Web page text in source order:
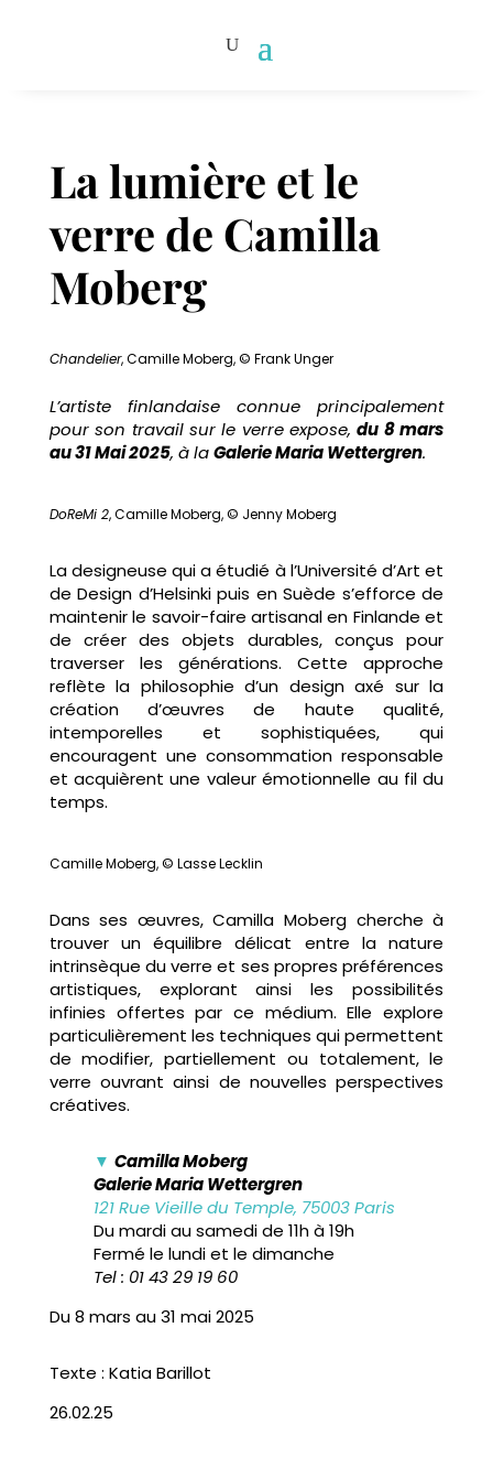
La lumière et le
verre de Camilla
Moberg
Chandelier, Camille Moberg, © Frank Unger
L’artiste finlandaise connue principalement
pour son travail sur le verre expose,du 8 mars
au 31 Mai 2025, à laGalerie Maria Wettergren.
DoReMi 2, Camille Moberg, © Jenny Moberg
La designeuse qui a étudié à l’Université d’Art et
de Design d’Helsinki puis en Suède s’efforce de
maintenir le savoir-faire artisanal en Finlande et
de créer des objets durables, conçus pour
traverser les générations. Cette approche
reflète la philosophie d’un design axé sur la
création d’œuvres de haute qualité,
intemporelles et sophistiquées, qui
encouragent une consommation responsable
et acquièrent une valeur émotionnelle au fil du
temps.
Camille Moberg, © Lasse Lecklin
Dans ses œuvres, Camilla Moberg cherche à
trouver un équilibre délicat entre la nature
intrinsèque du verre et ses propres préférences
artistiques, explorant ainsi les possibilités
infinies offertes par ce médium. Elle explore
particulièrement les techniques qui permettent
de modifier, partiellement ou totalement, le
verre ouvrant ainsi de nouvelles perspectives
créatives.
▼ Camilla Moberg
Galerie Maria Wettergren
121 Rue Vieille du Temple, 75003 Paris
Du mardi au samedi de 11h à 19h
Fermé le lundi et le dimanche
Tel : 01 43 29 19 60
Du 8 mars au 31 mai 2025
Texte : Katia Barillot
26.02.25